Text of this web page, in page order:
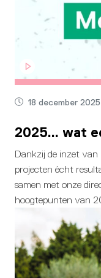
18 december 2025
2025… wat
Dankzij de inzet van
projecten écht
samen met onze
hoogtepunten van